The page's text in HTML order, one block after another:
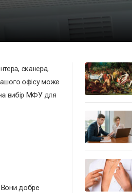
сканера,
офісу може
вибір МФУ для
Вони добре